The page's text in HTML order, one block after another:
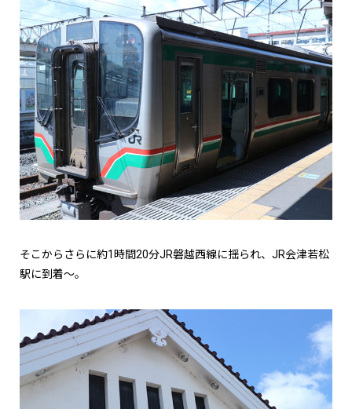
そこからさらに約1時間20分JR磐越西線に揺られ、JR会津若松
駅に到着～。